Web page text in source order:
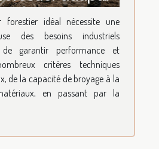
industriels
forestier idéal nécessite une
des besoins industriels
de garantir performance et
critères techniques
de la capacité de broyage à la
en passant par la